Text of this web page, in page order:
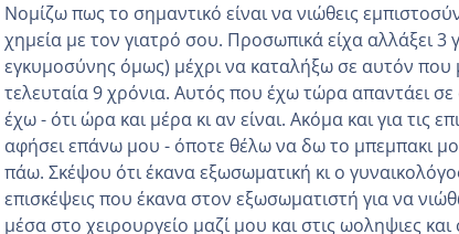
Νομίζω πως το σημαντικό είναι να νιώθεις
χημεία με τον γιατρό σου. Προσωπικά είχα αλλάξει 3
εγκυμοσύνης όμως) μέχρι να καταλήξω σε αυτόν που
τελευταία 9 χρόνια. Αυτός που έχω τώρα απαντάει
έχω - ότι ώρα και μέρα κι αν είναι. Ακόμα και για τις
αφήσει επάνω μου - όποτε θέλω να δω το μπεμπακι
πάω. Σκέψου ότι έκανα εξωσωματική κι ο
επισκέψεις που έκανα στον εξωσωματιστή για να
μέσα στο χειρουργείο μαζί μου και στις ωοληψιες